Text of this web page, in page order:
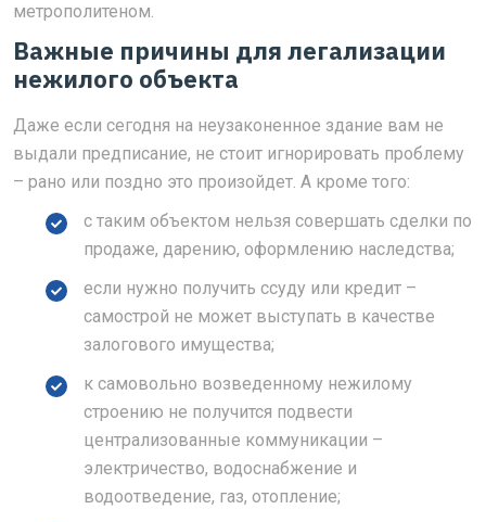
метрополитеном.
Важные причины для легализации
нежилого объекта
Даже если сегодня на неузаконенное здание вам не
выдали предписание, не стоит игнорировать проблему
– рано или поздно это произойдет. А кроме того:
с таким объектом нельзя совершать сделки по
продаже, дарению, оформлению наследства;
если нужно получить ссуду или кредит –
самострой не может выступать в качестве
залогового имущества;
к самовольно возведенному нежилому
строению не получится подвести
централизованные коммуникации –
электричество, водоснабжение и
водоотведение, газ, отопление;